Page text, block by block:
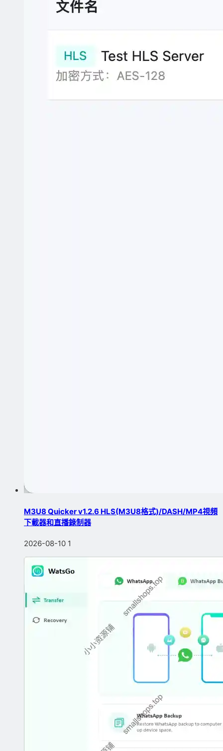
M3U8 Quicker v1.2.6 HLS(M3U8格式)/DASH/MP4視頻
下載器和直播錄制器
2026-08-10 1